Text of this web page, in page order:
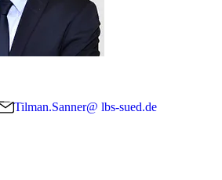
Tilman.Sanner@ lbs-sued.de